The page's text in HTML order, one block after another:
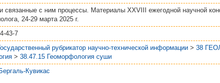
связанные с ним процессы. Материалы XXVIII ежегодной научной
24-29 марта 2025 г.
43-7
рубрикатор научно-технической информации > 38
> 38.47.15 Геоморфология суши
Кувикас